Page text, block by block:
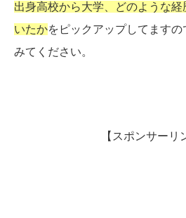
出身高校から大学、どのような
いたかをピックアップしてます
みてください。
【スポンサーリ